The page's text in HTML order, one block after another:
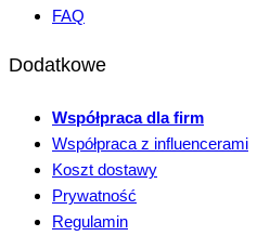
FAQ
Dodatkowe
Współpraca dla firm
Współpraca z influencerami
Koszt dostawy
Prywatność
Regulamin